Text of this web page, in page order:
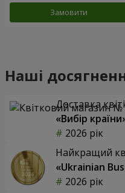
Замовити
Наші
Доставка
«Вибір
2026 рік
Найкращий
«Ukrainian
2026 рік